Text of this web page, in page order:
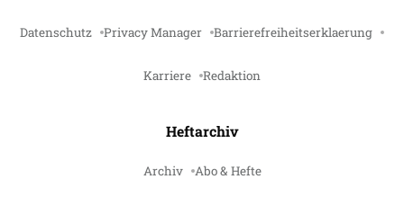
Datenschutz Privacy Manager Barrierefreiheitserklaerung
Karriere Redaktion
Heftarchiv
Archiv Abo & Hefte